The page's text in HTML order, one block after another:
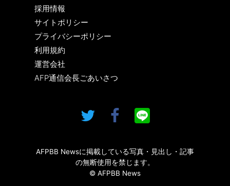
採用情報
サイトポリシー
プライバシーポリシー
利用規約
運営会社
AFP通信会長ごあいさつ
AFPBB Newsに掲載している写真・見出し・記事
の無断使用を禁じます。
© AFPBB News